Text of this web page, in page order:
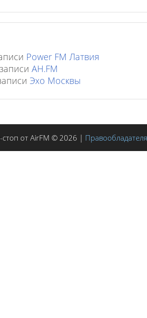
Power FM Латвия
AH.FM
Эхо Москвы
от AirFM © 2026 |